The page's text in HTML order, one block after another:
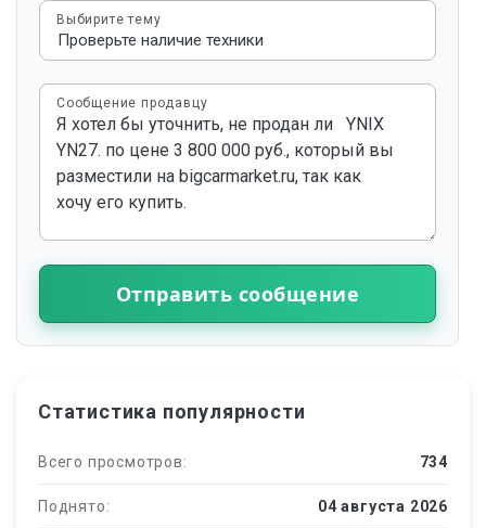
Выбирите тему
Сообщение продавцу
Отправить сообщение
Статистика популярности
Всего просмотров: 734
Поднято: 04 августа 2026